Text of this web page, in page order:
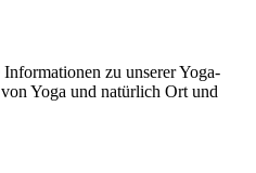
zu unserer Yoga-
Yoga und natürlich Ort und